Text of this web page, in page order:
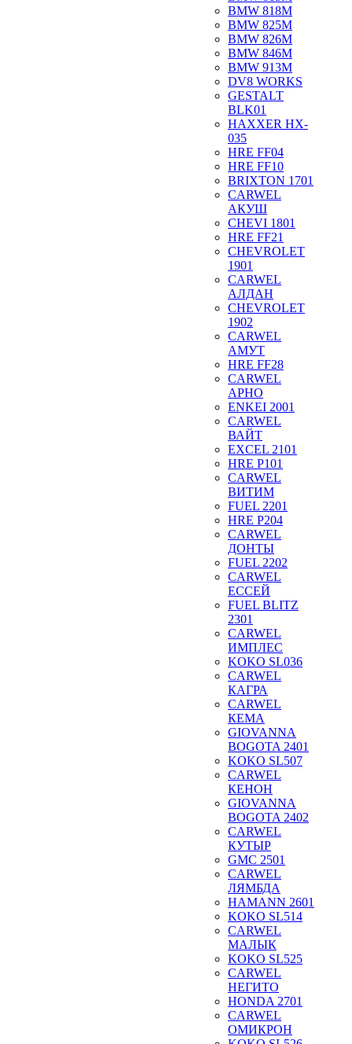
BMW 818M
BMW 825M
BMW 826M
BMW 846M
BMW 913M
DV8 WORKS
GESTALT
BLK01
HAXXER HX-
035
HRE FF04
HRE FF10
BRIXTON 1701
CARWEL
АКУШ
CHEVI 1801
HRE FF21
CHEVROLET
1901
CARWEL
АЛДАН
CHEVROLET
1902
CARWEL
АМУТ
HRE FF28
CARWEL
АРНО
ENKEI 2001
CARWEL
ВАЙТ
EXCEL 2101
HRE P101
CARWEL
ВИТИМ
FUEL 2201
HRE P204
CARWEL
ДОНТЫ
FUEL 2202
CARWEL
ЕССЕЙ
FUEL BLITZ
2301
CARWEL
ИМПЛЕС
KOKO SL036
CARWEL
КАГРА
CARWEL
КЕМА
GIOVANNA
BOGOTA 2401
KOKO SL507
CARWEL
КЕНОН
GIOVANNA
BOGOTA 2402
CARWEL
КУТЫР
GMC 2501
CARWEL
ЛЯМБДА
HAMANN 2601
KOKO SL514
CARWEL
МАЛЫК
KOKO SL525
CARWEL
НЕГИТО
HONDA 2701
CARWEL
ОМИКРОН